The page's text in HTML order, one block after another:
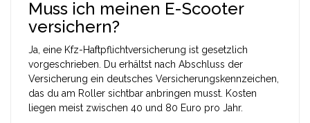
Muss ich meinen E-Scooter
versichern?
Ja, eine Kfz-Haftpflichtversicherung ist gesetzlich
vorgeschrieben. Du erhältst nach Abschluss der
Versicherung ein deutsches Versicherungskennzeichen,
das du am Roller sichtbar anbringen musst. Kosten
liegen meist zwischen 40 und 80 Euro pro Jahr.